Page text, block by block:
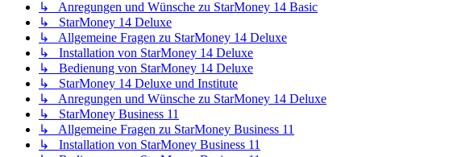
↳ Anregungen und Wünsche zu StarMoney 14 Basic
↳ StarMoney 14 Deluxe
↳ Allgemeine Fragen zu StarMoney 14 Deluxe
↳ Installation von StarMoney 14 Deluxe
↳ Bedienung von StarMoney 14 Deluxe
↳ StarMoney 14 Deluxe und Institute
↳ Anregungen und Wünsche zu StarMoney 14 Deluxe
↳ StarMoney Business 11
↳ Allgemeine Fragen zu StarMoney Business 11
↳ Installation von StarMoney Business 11